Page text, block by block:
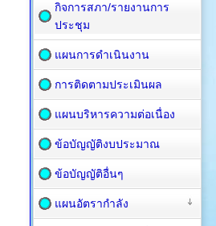
กิจการสภา/รายงานการ
ประชุม
แผนการดำเนินงาน
การติดตามประเมินผล
แผนบริหารความต่อเนื่อง
ข้อบัญญัติงบประมาณ
ข้อบัญญัติอื่นๆ
แผนอัตรากำลัง